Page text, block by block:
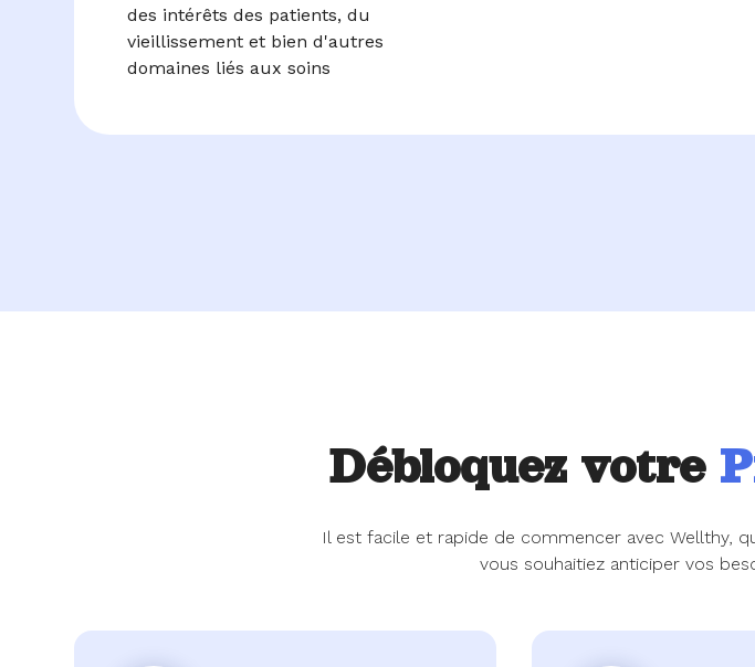
des intérêts des patients, du
vieillissement et bien d'autres
domaines liés aux soins
Débloquez votre
Il est facile et rapide de commencer avec Wellthy,
vous souhaitiez anticiper vos